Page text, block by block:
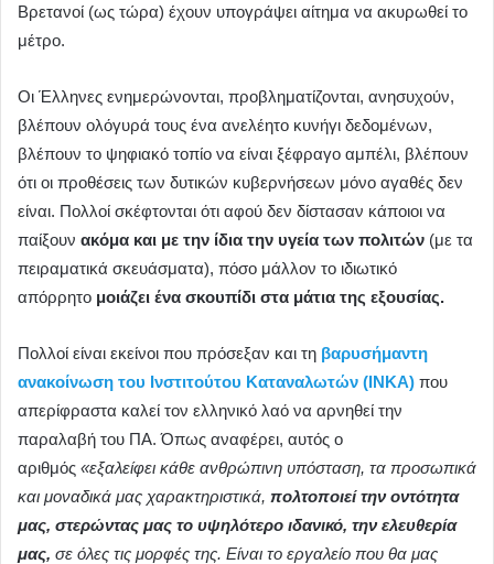
Βρετανοί (ως τώρα) έχουν υπογράψει αίτημα να ακυρωθεί το
μέτρο.
Οι Έλληνες ενημερώνονται, προβληματίζονται, ανησυχούν,
βλέπουν ολόγυρά τους ένα ανελέητο κυνήγι δεδομένων,
βλέπουν το ψηφιακό τοπίο να είναι ξέφραγο αμπέλι, βλέπουν
ότι οι προθέσεις των δυτικών κυβερνήσεων μόνο αγαθές δεν
είναι. Πολλοί σκέφτονται ότι αφού δεν δίστασαν κάποιοι να
παίξουν ακόμα και με την ίδια την υγεία των πολιτών (με τα
πειραματικά σκευάσματα), πόσο μάλλον το ιδιωτικό
απόρρητο μοιάζει ένα σκουπίδι στα μάτια της εξουσίας.
Πολλοί είναι εκείνοι που πρόσεξαν και τη βαρυσήμαντη
ανακοίνωση του Ινστιτούτου Καταναλωτών (ΙΝΚΑ) που
απερίφραστα καλεί τον ελληνικό λαό να αρνηθεί την
παραλαβή του ΠΑ. Όπως αναφέρει, αυτός ο
αριθμός «εξαλείφει κάθε ανθρώπινη υπόσταση, τα προσωπικά
και μοναδικά μας χαρακτηριστικά, πολτοποιεί την οντότητα
μας, στερώντας μας το υψηλότερο ιδανικό, την ελευθερία
μας, σε όλες τις μορφές της. Είναι το εργαλείο που θα μας